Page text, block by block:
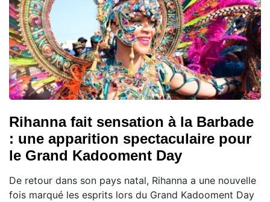
Rihanna fait sensation à la Barbade
: une apparition spectaculaire pour
le Grand Kadooment Day
De retour dans son pays natal, Rihanna a une nouvelle
fois marqué les esprits lors du Grand Kadooment Day